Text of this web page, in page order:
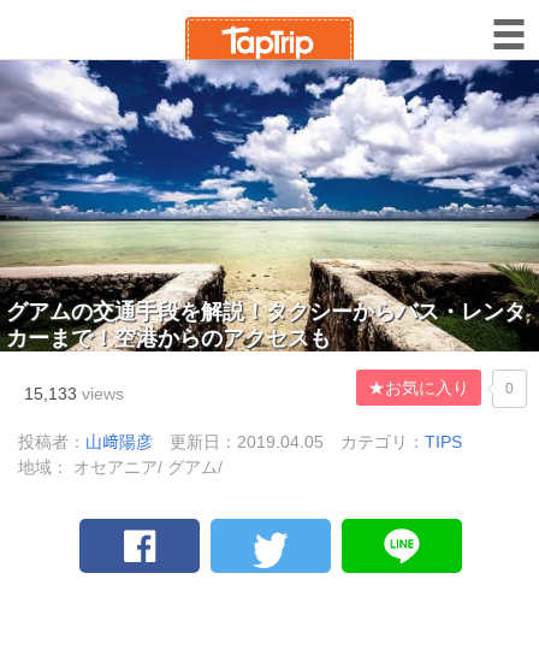
グアムの交通手段を解説！タクシーからバス・レンタ
カーまで！空港からのアクセスも
15,133 views ★お気に入り 0
投稿者： 山﨑陽彦 更新日：2019.04.05 カテゴリ： TIPS
地域： オセアニア/ グアム/